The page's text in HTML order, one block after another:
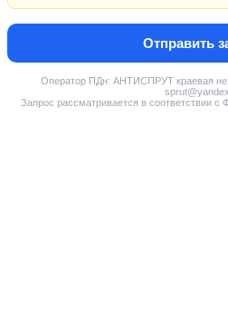
Отправить
Оператор ПДн: АНТИСПРУТ краевая
Запрос рассматривается в соответствии